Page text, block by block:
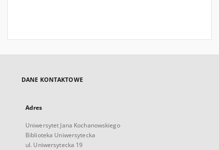
DANE KONTAKTOWE
Adres
Uniwersytet Jana Kochanowskiego
Biblioteka Uniwersytecka
ul. Uniwersytecka 19